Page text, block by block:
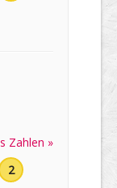
Zahlen »
2